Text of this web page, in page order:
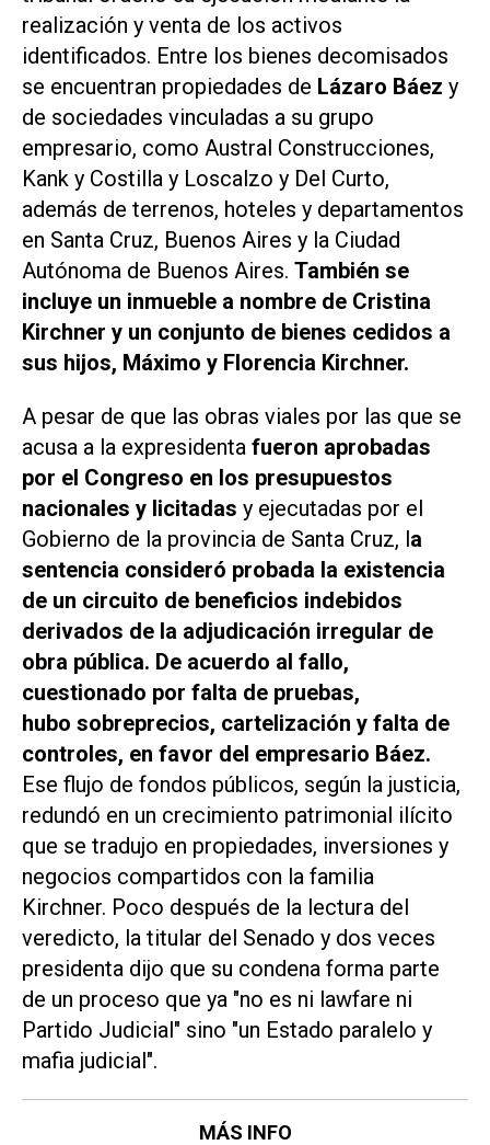
realización y venta de los activos
identificados. Entre los bienes decomisados
se encuentran propiedades de Lázaro Báez y
de sociedades vinculadas a su grupo
empresario, como Austral Construcciones,
Kank y Costilla y Loscalzo y Del Curto,
además de terrenos, hoteles y departamentos
en Santa Cruz, Buenos Aires y la Ciudad
Autónoma de Buenos Aires. También se
incluye un inmueble a nombre de Cristina
Kirchner y un conjunto de bienes cedidos a
sus hijos, Máximo y Florencia Kirchner.
A pesar de que las obras viales por las que se
acusa a la expresidenta fueron aprobadas
por el Congreso en los presupuestos
nacionales y licitadas y ejecutadas por el
Gobierno de la provincia de Santa Cruz, la
sentencia consideró probada la existencia
de un circuito de beneficios indebidos
derivados de la adjudicación irregular de
obra pública. De acuerdo al fallo,
cuestionado por falta de pruebas,
hubo sobreprecios, cartelización y falta de
controles, en favor del empresario Báez.
Ese flujo de fondos públicos, según la justicia,
redundó en un crecimiento patrimonial ilícito
que se tradujo en propiedades, inversiones y
negocios compartidos con la familia
Kirchner. Poco después de la lectura del
veredicto, la titular del Senado y dos veces
presidenta dijo que su condena forma parte
de un proceso que ya "no es ni lawfare ni
Partido Judicial" sino "un Estado paralelo y
mafia judicial".
MÁS INFO